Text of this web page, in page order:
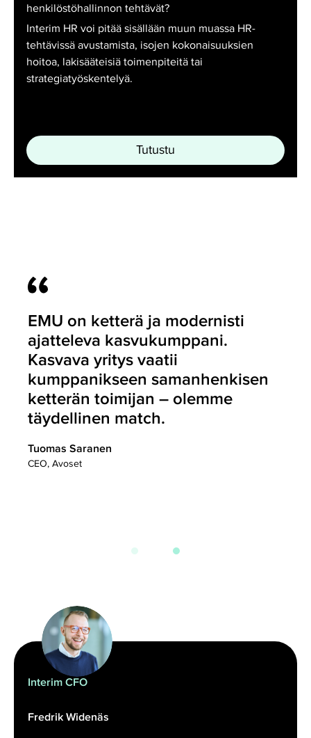
henkilöstöhallinnon tehtävät?
Interim HR voi pitää sisällään muun muassa HR-
tehtävissä avustamista, isojen kokonaisuuksien
hoitoa, lakisääteisiä toimenpiteitä tai
strategiatyöskentelyä.
Tutustu
EMU on ketterä ja modernisti
ajatteleva kasvukumppani.
Kasvava yritys vaatii
kumppanikseen samanhenkisen
ketterän toimijan – olemme
täydellinen match.
Tuomas Saranen
CEO, Avoset
Interim CFO
Fredrik Widenäs